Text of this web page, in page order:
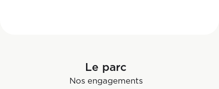
Le parc
Nos engagements